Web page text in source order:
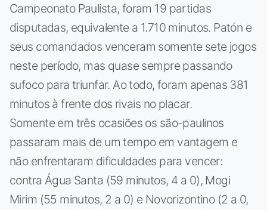
Campeonato Paulista, foram 19 partidas
disputadas, equivalente a 1.710 minutos. Patón e
seus comandados venceram somente sete jogos
neste período, mas quase sempre passando
sufoco para triunfar. Ao todo, foram apenas 381
minutos à frente dos rivais no placar.
Somente em três ocasiões os são-paulinos
passaram mais de um tempo em vantagem e
não enfrentaram dificuldades para vencer:
contra Água Santa (59 minutos, 4 a 0), Mogi
Mirim (55 minutos, 2 a 0) e Novorizontino (2 a 0,